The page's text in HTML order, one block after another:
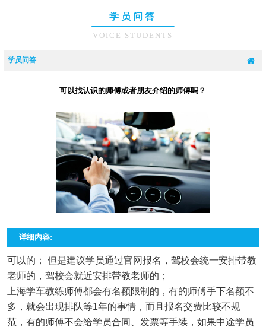
学员问答
VOICE STUDENTS
学员问答
可以找认识的师傅或者朋友介绍的师傅吗？
详细内容:
可以的； 但是建议学员通过官网报名，驾校会统一安排带教
老师的，驾校会就近安排带教老师的；
上海学车教练师傅都会有名额限制的，有的师傅手下名额不
多，就会出现排队等1年的事情，而且报名交费比较不规
范，有的师傅不会给学员合同、发票等手续，如果中途学员